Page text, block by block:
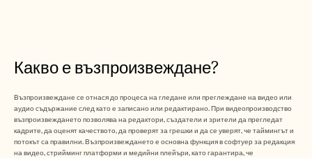
Какво е възпроизвеждане?
Възпроизвеждане се отнася до процеса на гледане или преглеждане на видео или
аудио съдържание след като е записано или редактирано. При видеопроизводство
възпроизвеждането позволява на редактори, създатели и зрители да прегледат
кадрите, да оценят качеството, да проверят за грешки и да се уверят, че таймингът и
потокът са правилни. Възпроизвеждането е основна функция в софтуер за редакция
на видео, стрийминг платформи и медийни плейъри, като гарантира, че
Съобщение
ПРИЛОЖЕНИЯ
Управление на промяната
Подготовка за продажби
Предпродажби
Маркетинг на продукта